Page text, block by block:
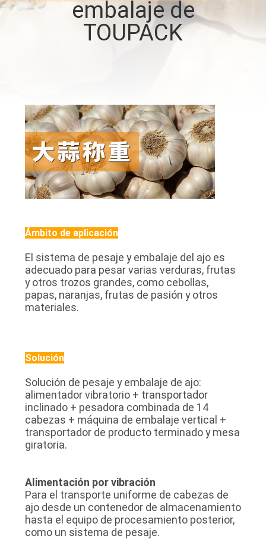
CONTÁCTENOS
NOTICIAS
CASOS
SOLICITAR UN
PRESUPUESTO
MAPA
DEL
POLÍTICA
PRIVACIDAD
embalaje de
TOUPACK
Ámbito de aplicación
El sistema de pesaje y embalaje del ajo es
adecuado para pesar varias verduras, frutas
y otros trozos grandes, como cebollas,
papas, naranjas, frutas de pasión y otros
materiales.
Solución
Solución de pesaje y embalaje de ajo:
alimentador vibratorio + transportador
inclinado + pesadora combinada de 14
cabezas + máquina de embalaje vertical +
transportador de producto terminado y mesa
giratoria.
Alimentación por vibración
Para el transporte uniforme de cabezas de
ajo desde un contenedor de almacenamiento
hasta el equipo de procesamiento posterior,
como un sistema de pesaje.